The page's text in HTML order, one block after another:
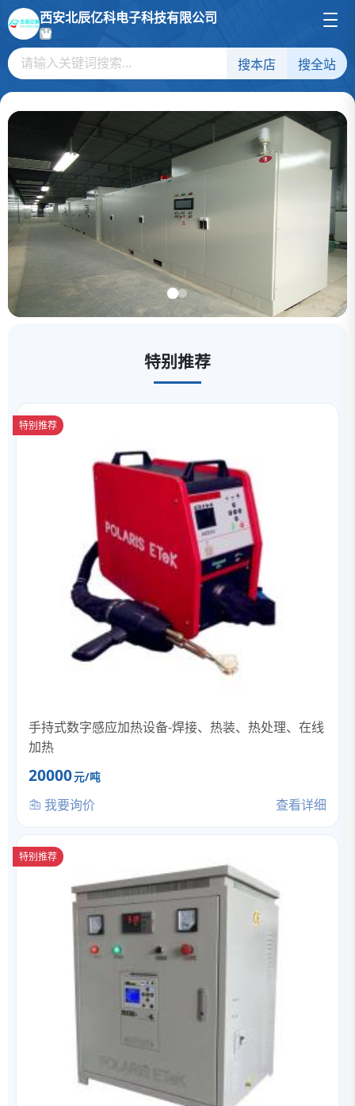
西安北辰亿科电子科技有限公司
搜本店 搜全站
特别推荐
特别推荐
手持式数字感应加热设备-焊接、热装、热处理、在线
加热
20000元/吨
我要询价 查看详细
特别推荐